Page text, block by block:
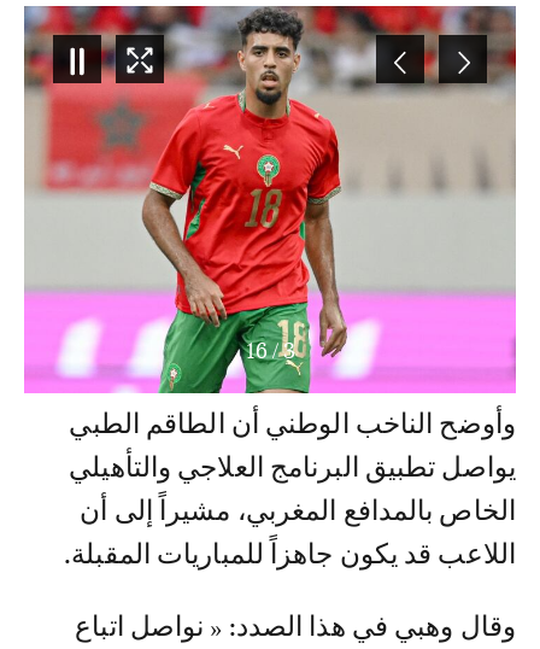
4
/
16
وأوضح الناخب الوطني أن الطاقم الطبي
يواصل تطبيق البرنامج العلاجي والتأهيلي
الخاص بالمدافع المغربي، مشيراً إلى أن
اللاعب قد يكون جاهزاً للمباريات المقبلة.
وقال وهبي في هذا الصدد: « نواصل اتباع